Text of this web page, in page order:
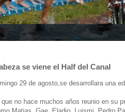
se viene el Half del Canal
29 de agosto,se desarrollara una
no hace muchos años reunio en su